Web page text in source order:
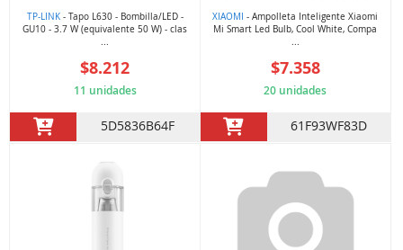
TP-LINK- Tapo L630 - Bombilla/LED -
GU10 - 3.7 W (equivalente 50 W) - clas
...
$8.212
11 unidades
5D5836B64F
XIAOMI - Ampolleta Inteligente Xiaomi
Mi Smart Led Bulb, Cool White, Compa
...
$7.358
20 unidades
61F93WF83D